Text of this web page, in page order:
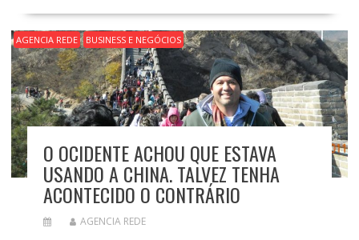
AGENCIA REDE BUSINESS E NEGÓCIOS
O OCIDENTE ACHOU QUE ESTAVA
USANDO A CHINA. TALVEZ TENHA
ACONTECIDO O CONTRÁRIO
AGENCIA REDE